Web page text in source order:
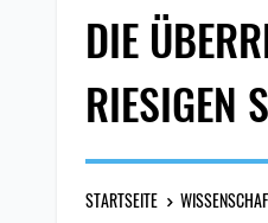
DIE
RIESIGEN
STARTSEITE